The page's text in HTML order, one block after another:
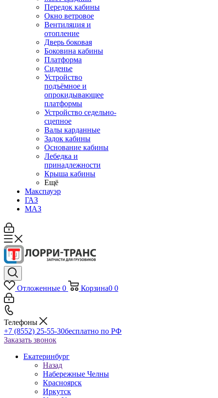
Передок кабины
Окно ветровое
Вентиляция и
отопление
Дверь боковая
Боковина кабины
Платформа
Сиденье
Устройство
подъёмное и
опрокидывающее
платформы
Устройство седельно-
сцепное
Валы карданные
Задок кабины
Основание кабины
Лебедка и
принадлежности
Крыша кабины
Ещё
Макспауэр
ГАЗ
МАЗ
Отложенные 0 Корзина0 0
Телефоны
+7 (8552) 25-55-30бесплатно по РФ
Заказать звонок
Екатеринбург
Назад
Набережные Челны
Красноярск
Иркутск